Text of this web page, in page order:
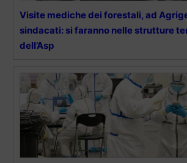
Visite mediche dei forestali, ad
sindacati: si faranno nelle strutture
dell’Asp